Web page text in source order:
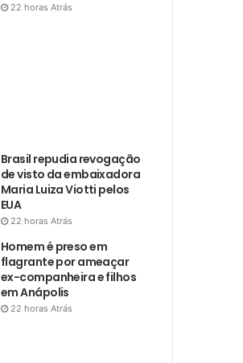
22 horas Atrás
Brasil repudia revogação
de visto da embaixadora
Maria Luiza Viotti pelos
EUA
22 horas Atrás
Homem é preso em
flagrante por ameaçar
ex-companheira e filhos
em Anápolis
22 horas Atrás